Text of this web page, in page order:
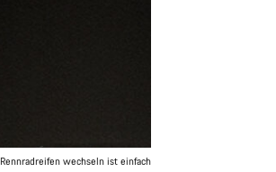
Rennradreifen wechseln ist einfach